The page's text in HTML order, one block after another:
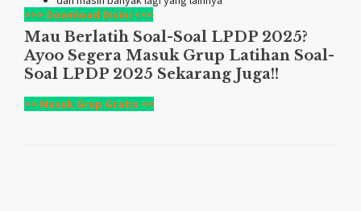
>>> Download Disini <<<
Mau Berlatih Soal-Soal LPDP 2025?
Ayoo Segera Masuk Grup Latihan Soal-
Soal LPDP 2025 Sekarang Juga!!
>> Masuk Grup Gratis <<